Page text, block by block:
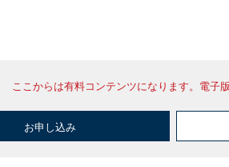
ここからは有料コンテンツになります。電子
お申し込み